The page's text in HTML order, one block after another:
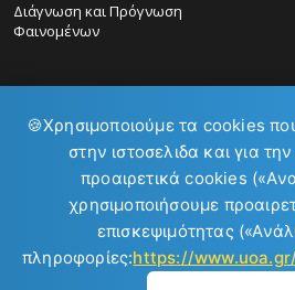
Διάγνωση και Πρόγνωση
Φαινομένων
ΕΠΙΚΟΙΝΩΝΙΑ:
🍪Χρησιμοποιούμε τα cookies
στην ιστοσελιδα και για
προαιρετικά cookies
χρησιμοποιήσουμε
επισκεψιμότητας
πληροφορίες:https://